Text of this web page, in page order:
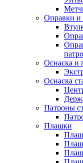
Оправки и
Оснаска и
Оснаска
Патроны
Плашки